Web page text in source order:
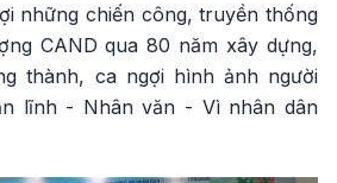
những chiến công, truyền thống
CAND qua 80 năm xây dựng,
thành, ca ngợi hình ảnh người
lĩnh - Nhân văn - Vì nhân dân